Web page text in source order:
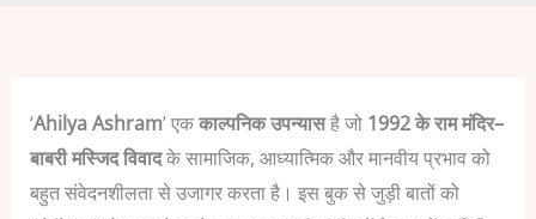
‘Ahilya Ashram’ एककाल्पनिक उपन्यासहै जो 1992 के राम मंदिर–
बाबरी मस्जिद विवादके सामाजिक, आध्यात्मिक और मानवीय प्रभाव को
बहुत संवेदनशीलता से उजागर करता है। इस बुक से जुड़ी बातों को